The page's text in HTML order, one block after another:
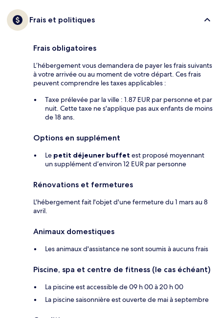
Frais et politiques
Frais obligatoires
L’hébergement vous demandera de payer les frais suivants
à votre arrivée ou au moment de votre départ. Ces frais
peuvent comprendre les taxes applicables :
Taxe prélevée par la ville : 1.87 EUR par personne et par
nuit. Cette taxe ne s'applique pas aux enfants de moins
de 18 ans.
Options en supplément
Le petit déjeuner buffet est proposé moyennant
un supplément d’environ 12 EUR par personne
Rénovations et fermetures
L'hébergement fait l'objet d'une fermeture du 1 mars au 8
avril.
Animaux domestiques
Les animaux d'assistance ne sont soumis à aucuns frais
Piscine, spa et centre de fitness (le cas échéant)
La piscine est accessible de 09 h 00 à 20 h 00
La piscine saisonnière est ouverte de mai à septembre